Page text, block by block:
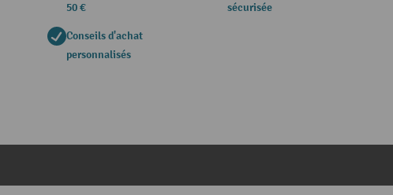
50 €
sécurisée
Conseils d'achat
personnalisés